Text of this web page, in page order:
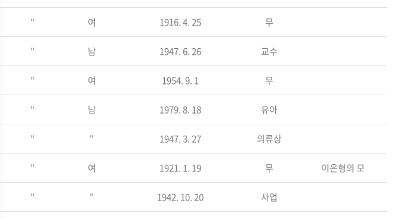
" 여 1916. 4. 25 무
" 남 1947. 6. 26 교수
" 여 1954. 9. 1 무
" 남 1979. 8. 18 유아
" " 1947. 3. 27 의류상
" 여 1921. 1. 19 무 이은형의 모
" " 1942. 10. 20 사업